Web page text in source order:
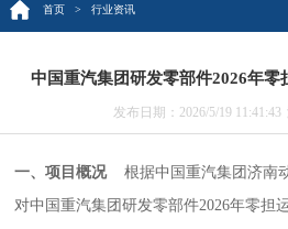
首页> 行业资讯
中国重汽集团研发零部件2026年零
发布日期：2026/5/19 11:41:43
一、项目概况根据中国重汽集团济南
对中国重汽集团研发零部件2026年零担